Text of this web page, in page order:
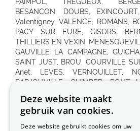
Deze website maakt
gebruik van cookies.
Deze website gebruikt cookies om uw